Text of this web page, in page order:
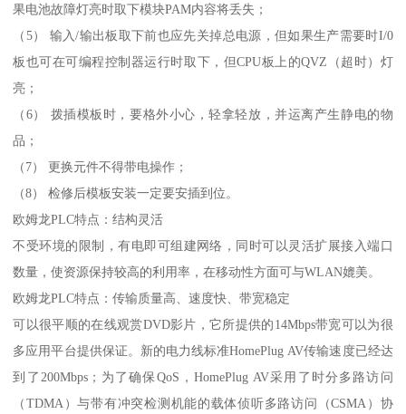
果电池故障灯亮时取下模块PAM内容将丢失；
（5） 输入/输出板取下前也应先关掉总电源，但如果生产需要时I/0
板也可在可编程控制器运行时取下，但CPU板上的QVZ（超时）灯
亮；
（6） 拨插模板时，要格外小心，轻拿轻放，并运离产生静电的物
品；
（7） 更换元件不得带电操作；
（8） 检修后模板安装一定要安插到位。
欧姆龙PLC特点：结构灵活
不受环境的限制，有电即可组建网络，同时可以灵活扩展接入端口
数量，使资源保持较高的利用率，在移动性方面可与WLAN媲美。
欧姆龙PLC特点：传输质量高、速度快、带宽稳定
可以很平顺的在线观赏DVD影片，它所提供的14Mbps带宽可以为很
多应用平台提供保证。新的电力线标准HomePlug AV传输速度已经达
到了200Mbps；为了确保QoS，HomePlug AV采用了时分多路访问
（TDMA）与带有冲突检测机能的载体侦听多路访问（CSMA）协